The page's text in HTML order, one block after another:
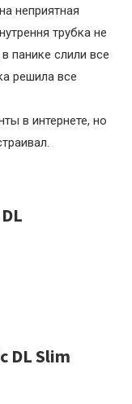
неприятная
трубка не
панике слили все
решила все
в интернете, но
DL Slim